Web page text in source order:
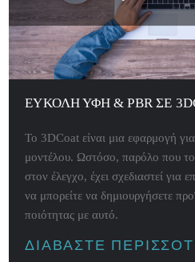
ΕΎΚΟΛΗ ΥΦΉ & PBR ΣΕ
Το 3DCoat είναι μια εφαρμογή
μοντέλου. Ωστόσο, παρόλο που
στον έλεγχο, έχει σχεδιαστεί για
να μπορείτε να δημιουργήσετε
ποιότητας με αυτό.
ΔΙΑΒΆΣΤΕ